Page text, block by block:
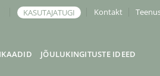
KASUTAJATUGI Kontakt
JÕULUKINGITUSTE IDEED